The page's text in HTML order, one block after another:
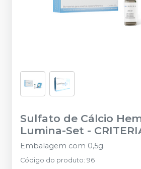
Sulfato de Cálcio
Lumina-Set -
Embalagem com 0,5g.
Código do produto: 96